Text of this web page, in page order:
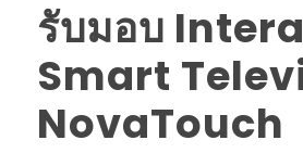
รับมอบ
Smart
NovaTouch